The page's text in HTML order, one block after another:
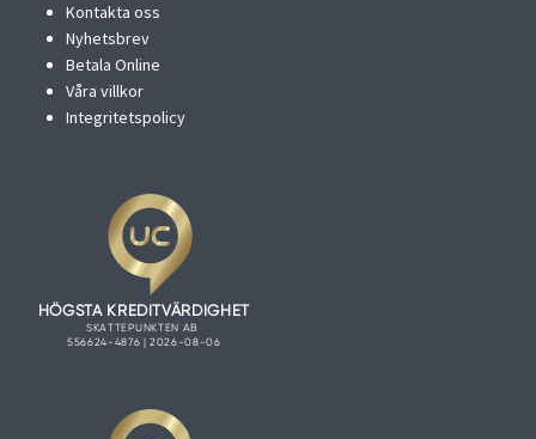
Kontakta oss
Nyhetsbrev
Betala Online
Våra villkor
Integritetspolicy